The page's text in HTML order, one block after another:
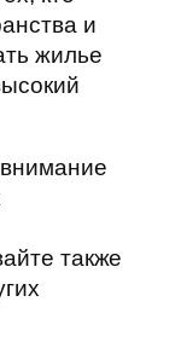
и
жилье
также